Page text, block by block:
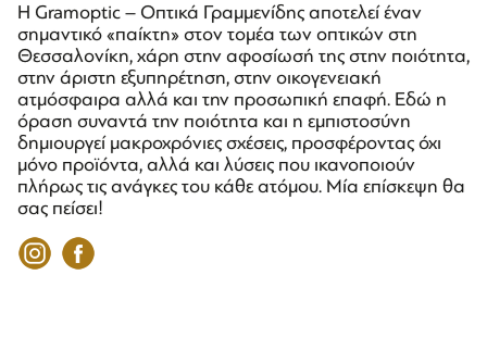
Η Gramoptic – Οπτικά Γραμμενίδης αποτελεί έναν
σημαντικό «παίκτη» στον τομέα των οπτικών στη
Θεσσαλονίκη, χάρη στην αφοσίωσή της στην ποιότητα,
στην άριστη εξυπηρέτηση, στην οικογενειακή
ατμόσφαιρα αλλά και την προσωπική επαφή. Εδώ η
όραση συναντά την ποιότητα και η εμπιστοσύνη
δημιουργεί μακροχρόνιες σχέσεις, προσφέροντας όχι
μόνο προϊόντα, αλλά και λύσεις που ικανοποιούν
πλήρως τις ανάγκες του κάθε ατόμου. Μία επίσκεψη θα
σας πείσει!